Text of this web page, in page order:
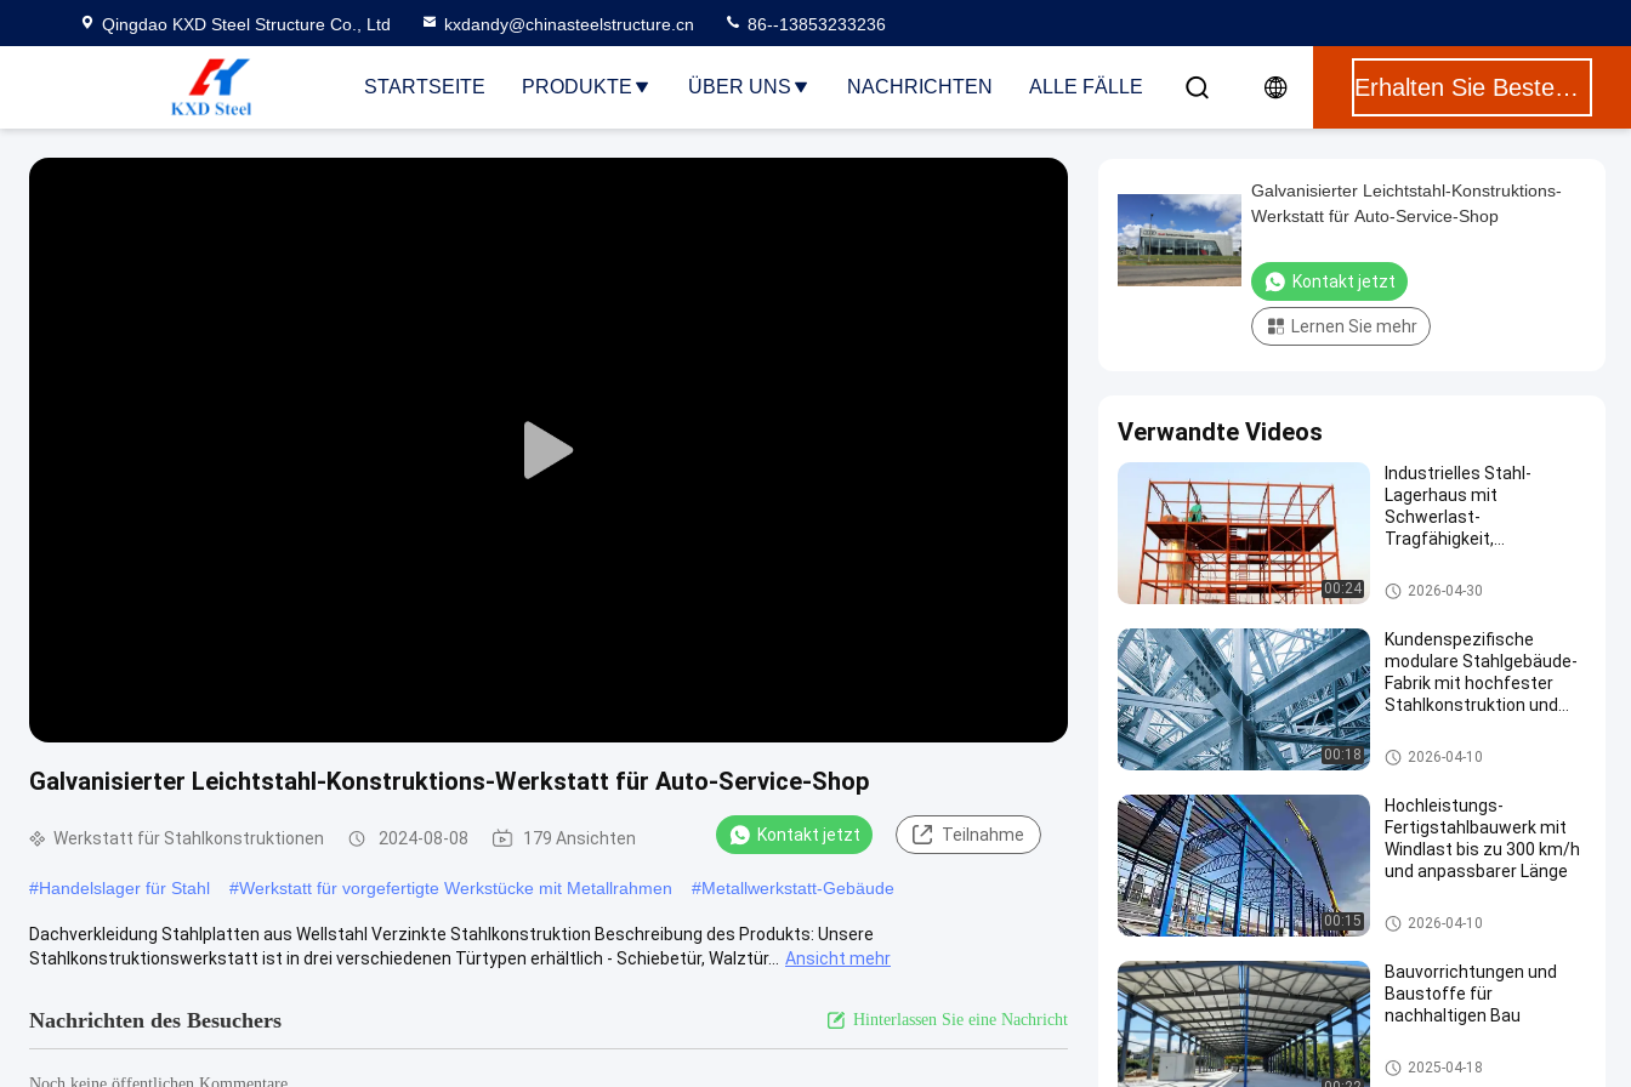
Qingdao KXD Steel Structure Co., Ltd kxdandy@chinasteelstructure.cn 86--13853233236
STARTSEITE PRODUKTE ÜBER UNS NACHRICHTEN ALLE FÄLLE Erhalten Sie Besten Preis
Play
Galvanisierter Leichtstahl-Konstruktions-Werkstatt für Auto-Service-Shop
Werkstatt für Stahlkonstruktionen 2024-08-08 179 Ansichten Kontakt jetzt Teilnahme
#Handelslager für Stahl #Werkstatt für vorgefertigte Werkstücke mit Metallrahmen #Metallwerkstatt-Gebäude
Dachverkleidung Stahlplatten aus Wellstahl Verzinkte Stahlkonstruktion Beschreibung des Produkts: Unsere
Stahlkonstruktionswerkstatt ist in drei verschiedenen Türtypen erhältlich - Schiebetür, Walztür...
Ansicht mehr
Nachrichten des Besuchers Hinterlassen Sie eine Nachricht
Noch keine öffentlichen Kommentare
Galvanisierter Leichtstahl-Konstruktions-
Werkstatt für Auto-Service-Shop
Kontakt jetzt
Lernen Sie mehr
Verwandte Videos
00:24
Industrielles Stahl-
Lagerhaus mit
Schwerlast-
Tragfähigkeit,
nachhaltigem Design
Lager für Stahlkonstruktionen
2026-04-30
00:18
Kundenspezifische
modulare Stahlgebäude-
Fabrik mit hochfester
Stahlkonstruktion und
Werkstatt für Stahlkonstruktio
nen
2026-04-10
00:15
Hochleistungs-
Fertigstahlbauwerk mit
Windlast bis zu 300 km/h
und anpassbarer Länge
Lager für Stahlkonstruktionen
2026-04-10
Bauvorrichtungen und
Baustoffe für
nachhaltigen Bau
Stahlkonstruktionsbau
2025-04-18